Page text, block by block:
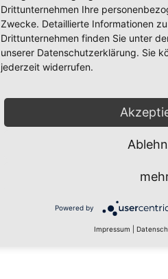
Drittunternehmen Ihre
Zwecke. Detaillierte Informationen
Drittunternehmen finden Sie unter
unserer Datenschutzerklärung. Sie
jederzeit widerrufen.
Powered by
Impressum